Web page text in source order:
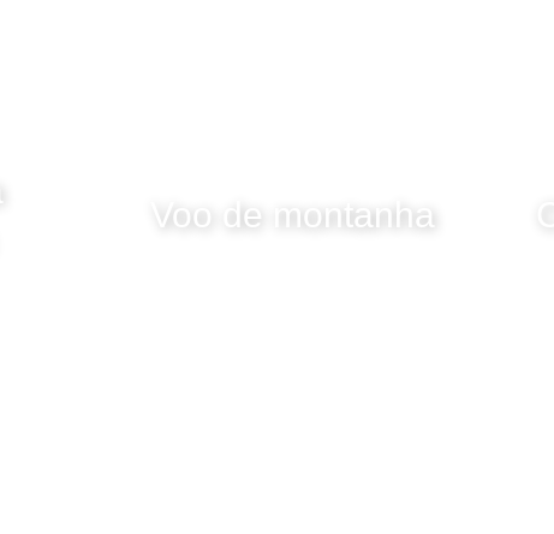
Voo de montanha